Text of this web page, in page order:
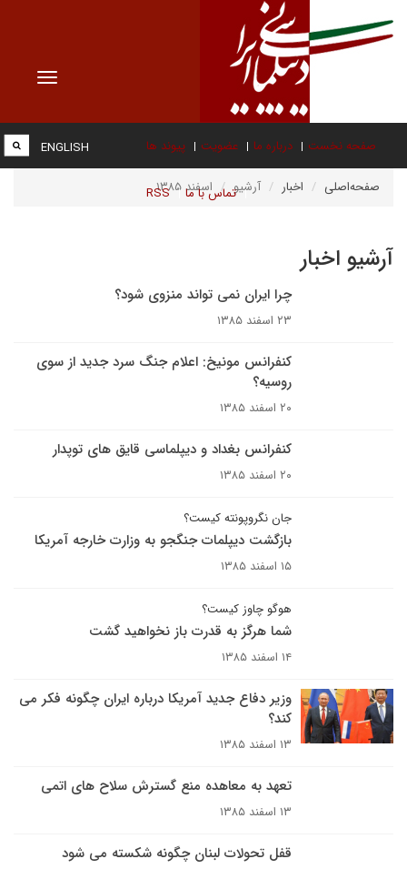
Toggle
صفحه نخست درباره ما عضویت پیوند ها
تماس با ما RSS
ENGLISH
صفحه‌اصلی اخبار آرشیو اسفند ۱۳۸۵
آرشیو اخبار
چرا ایران نمی تواند منزوی شود؟
۲۳ اسفند ۱۳۸۵
کنفرانس مونيخ: اعلام جنگ سرد جدید از سوی
روسیه؟
۲۰ اسفند ۱۳۸۵
کنفرانس بغداد و دیپلماسی قایق های توپدار
۲۰ اسفند ۱۳۸۵
جان نگروپونته کيست؟
بازگشت دیپلمات جنگجو به وزارت خارجه آمریکا
۱۵ اسفند ۱۳۸۵
هوگو چاوز کيست؟
شما هرگز به قدرت باز نخواهید گشت
۱۴ اسفند ۱۳۸۵
وزير دفاع جديد آمريکا درباره ايران چگونه فکر مى
کند؟
۱۳ اسفند ۱۳۸۵
تعهد به معاهده منع گسترش سلاح های اتمی
۱۳ اسفند ۱۳۸۵
قفل تحولات لبنان چگونه شکسته می شود